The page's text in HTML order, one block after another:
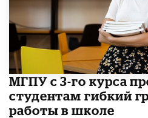
МГПУ с 3-го курса
студентам гибкий
работы в школе